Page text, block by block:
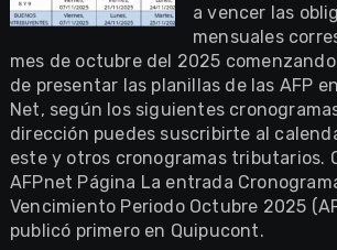
a vencer las
mensuales
mes de octubre del 2025
de presentar las planillas de las AFP
Net, según los siguientes
dirección puedes suscribirte al
este y otros cronogramas tributarios.
AFPnet Página La entrada
Vencimiento Periodo Octubre 2025
publicó primero en Quipucont.